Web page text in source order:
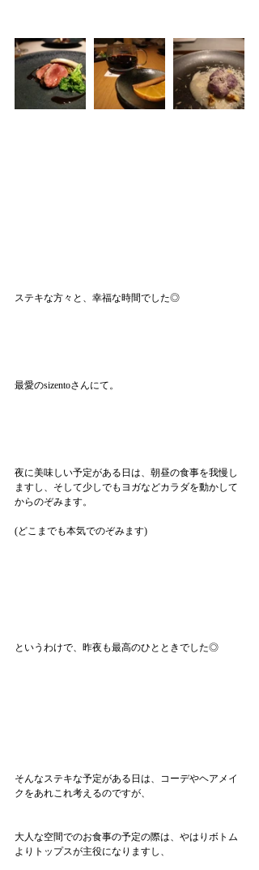
ステキな方々と、幸福な時間でした◎
最愛のsizentoさんにて。
夜に美味しい予定がある日は、朝昼の食事を我慢し
ますし、そして少しでもヨガなどカラダを動かして
からのぞみます。
(どこまでも本気でのぞみます)
というわけで、昨夜も最高のひとときでした◎
そんなステキな予定がある日は、コーデやヘアメイ
クをあれこれ考えるのですが、
大人な空間でのお食事の予定の際は、やはりボトム
よりトップスが主役になりますし、